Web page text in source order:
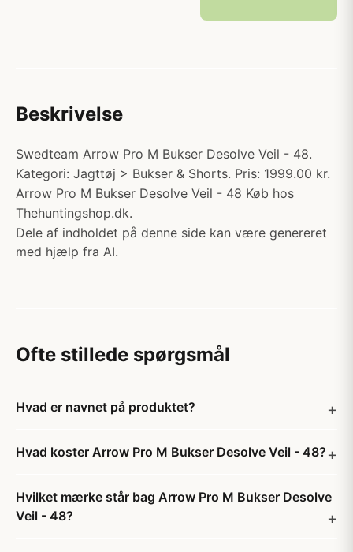
Beskrivelse
Swedteam Arrow Pro M Bukser Desolve Veil - 48.
Kategori: Jagttøj > Bukser & Shorts. Pris: 1999.00 kr.
Arrow Pro M Bukser Desolve Veil - 48 Køb hos
Thehuntingshop.dk.
Dele af indholdet på denne side kan være genereret
med hjælp fra AI.
Ofte stillede spørgsmål
Hvad er navnet på produktet?
Hvad koster Arrow Pro M Bukser Desolve Veil - 48?
Hvilket mærke står bag Arrow Pro M Bukser Desolve
Veil - 48?